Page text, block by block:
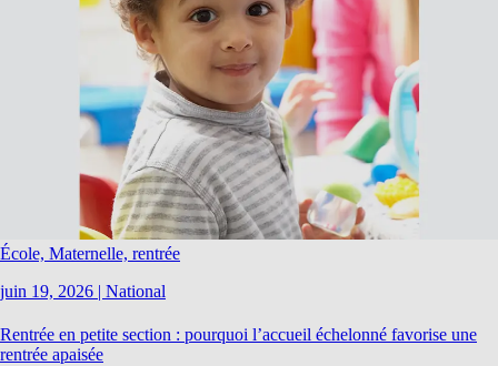
École, Maternelle, rentrée
juin 19, 2026 | National
Rentrée en petite section : pourquoi l’accueil échelonné favorise une
rentrée apaisée